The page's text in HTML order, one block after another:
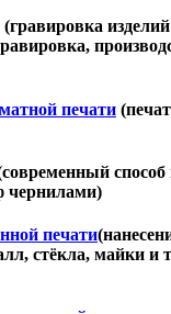
(гравировка
печати
способ
чернилами)
печати
стёкла, майки и